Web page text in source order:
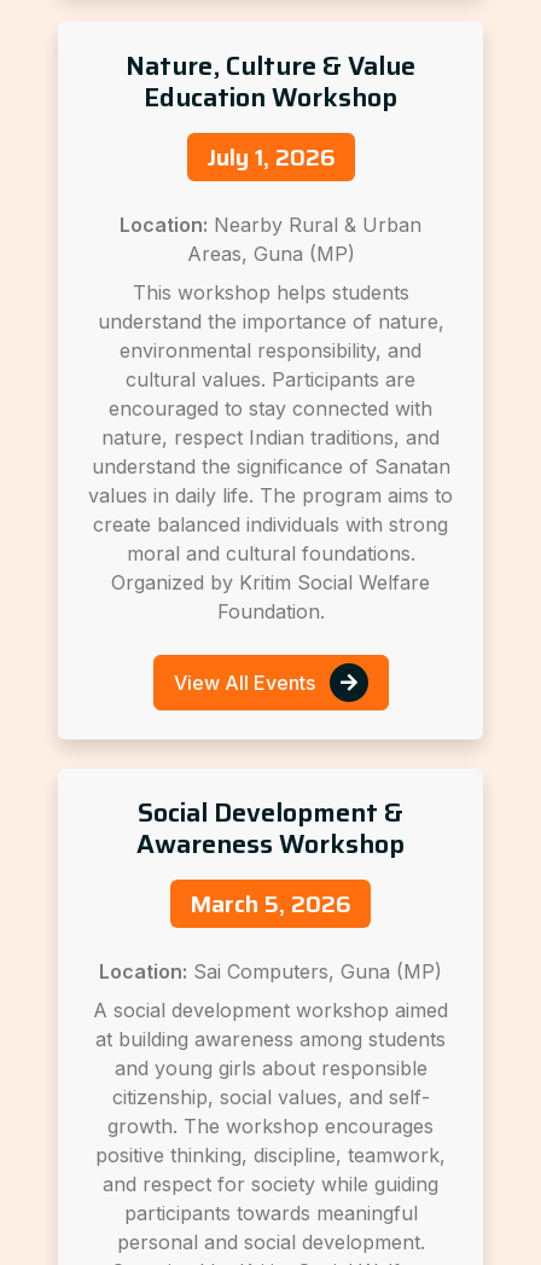
Nature, Culture & Value
Education Workshop
July 1, 2026
Location: Nearby Rural & Urban
Areas, Guna (MP)
This workshop helps students
understand the importance of nature,
environmental responsibility, and
cultural values. Participants are
encouraged to stay connected with
nature, respect Indian traditions, and
understand the significance of Sanatan
values in daily life. The program aims to
create balanced individuals with strong
moral and cultural foundations.
Organized by Kritim Social Welfare
Foundation.
View All Events
Social Development &
Awareness Workshop
March 5, 2026
Location: Sai Computers, Guna (MP)
A social development workshop aimed
at building awareness among students
and young girls about responsible
citizenship, social values, and self-
growth. The workshop encourages
positive thinking, discipline, teamwork,
and respect for society while guiding
participants towards meaningful
personal and social development.